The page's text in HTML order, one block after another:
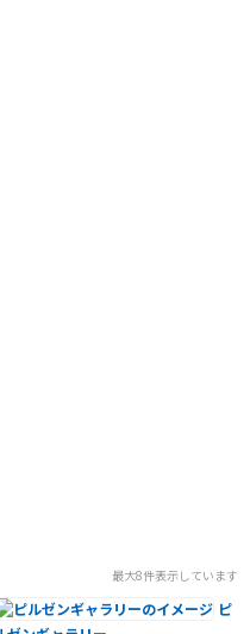
最大8件表示しています
ピ